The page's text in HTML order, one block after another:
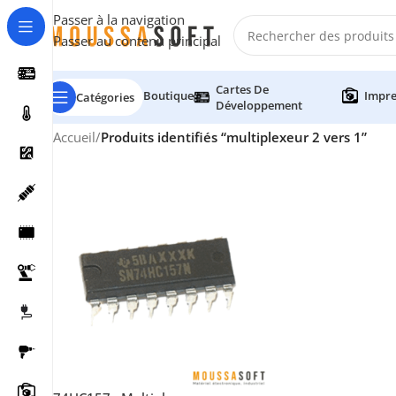
Passer à la navigation
Passer au contenu principal
Catégories Boutique
Cartes De
Développement
Accueil/Produits identifiés “multiplexeur 2 vers 1”